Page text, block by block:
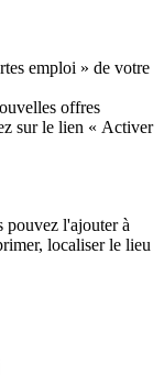
emploi » de votre
offres
sur le lien « Activer
l'ajouter à
localiser le lieu